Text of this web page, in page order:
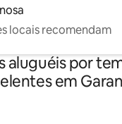
locais recomendam
aluguéis por
em